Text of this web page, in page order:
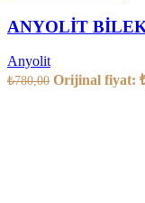
ANYOLİT
Anyolit
₺780,00 Orijinal fiyat: